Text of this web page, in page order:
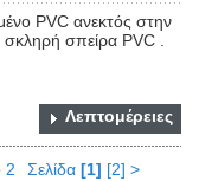
PVC ανεκτός στην
σκληρή σπείρα PVC .
Λεπτομέρειες
2 Σελίδα [1] [2] >